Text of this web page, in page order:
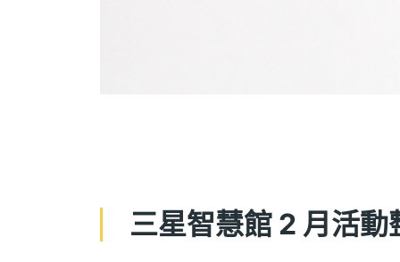
三星智慧館 2 月活動